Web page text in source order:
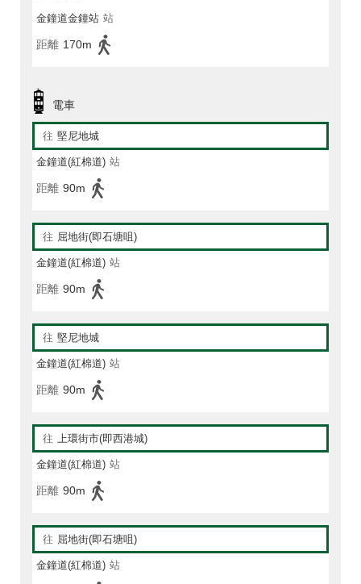
金鐘道金鐘站 站
距離 170m
電車
往 堅尼地城
金鐘道(紅棉道) 站
距離 90m
往 屈地街(即石塘咀)
金鐘道(紅棉道) 站
距離 90m
往 堅尼地城
金鐘道(紅棉道) 站
距離 90m
往 上環街市(即西港城)
金鐘道(紅棉道) 站
距離 90m
往 屈地街(即石塘咀)
金鐘道(紅棉道) 站